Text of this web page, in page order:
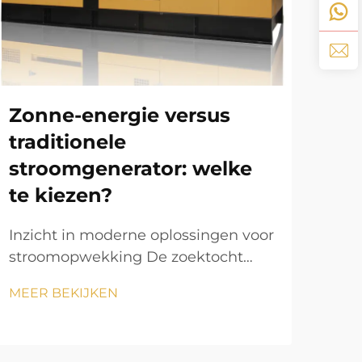
Zonne-energie versus
traditionele
stroomgenerator: welke
te kiezen?
Inzicht in moderne oplossingen voor
stroomopwekking De zoektocht
stroomopwekking is steeds
MEER BEKIJKEN